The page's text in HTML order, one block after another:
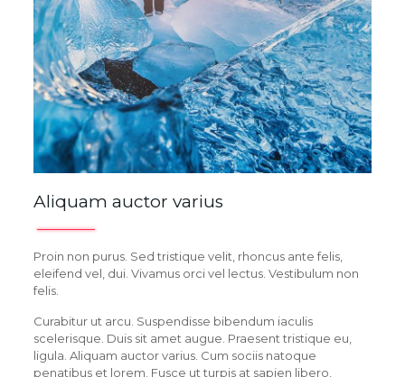
Aliquam auctor varius
Proin non purus. Sed tristique velit, rhoncus ante felis,
eleifend vel, dui. Vivamus orci vel lectus. Vestibulum non
felis.
Curabitur ut arcu. Suspendisse bibendum iaculis
scelerisque. Duis sit amet augue. Praesent tristique eu,
ligula. Aliquam auctor varius. Cum sociis natoque
penatibus et lorem. Fusce ut turpis at sapien libero,